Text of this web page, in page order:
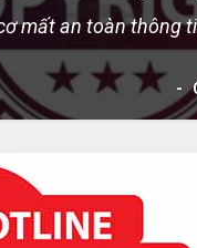
mất an toàn thông
-